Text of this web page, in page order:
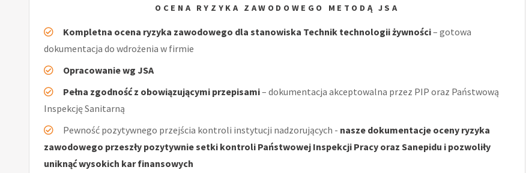
OCENA RYZYKA ZAWODOWEGO METODĄ JSA
Kompletna ocena ryzyka zawodowego dla stanowiska Technik technologii żywności– gotowa
dokumentacja do wdrożenia w firmie
Opracowanie wg JSA
Pełna zgodność z obowiązującymi przepisami– dokumentacja akceptowalna przez PIP oraz Państwową
Inspekcję Sanitarną
Pewność pozytywnego przejścia kontroli instytucji nadzorujących - nasze dokumentacje oceny ryzyka
zawodowego przeszły pozytywnie setki kontroli Państwowej Inspekcji Pracy oraz Sanepidu i pozwoliły
uniknąć wysokich kar finansowych